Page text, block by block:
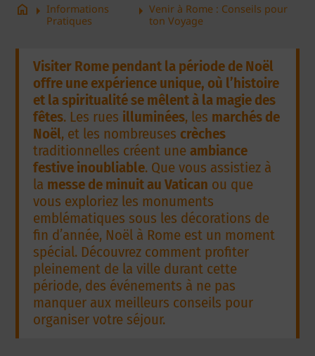
home arrow_rightInformations
Pratiques
arrow_right Venir à Rome : Conseils pour
ton Voyage
Visiter Rome pendant la période de Noël
offre une expérience unique, où l’histoire
et la spiritualité se mêlent à la magie des
fêtes. Les rues illuminées, les marchés de
Noël, et les nombreuses crèches
traditionnelles créent uneambiance
festive inoubliable. Que vous assistiez à
la messe de minuit au Vatican ou que
vous exploriez les monuments
emblématiques sous les décorations de
fin d’année, Noël à Rome est un moment
spécial. Découvrez comment profiter
pleinement de la ville durant cette
période, des événements à ne pas
manquer aux meilleurs conseils pour
organiser votre séjour.